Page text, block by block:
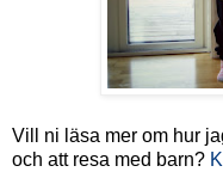
Vill ni läsa mer om hur
och att resa med barn?